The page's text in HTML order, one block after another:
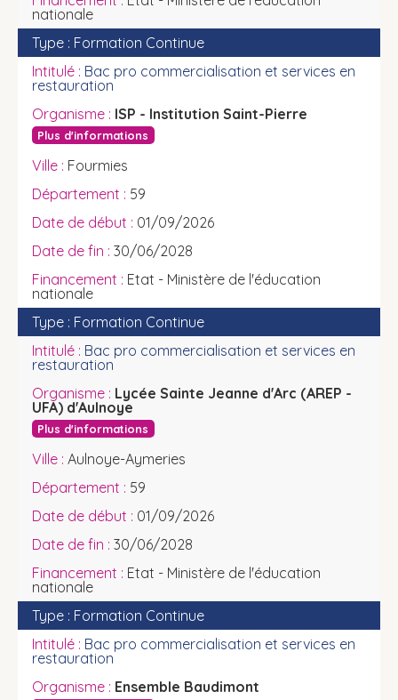
nationale
Formation Continue
Bac pro commercialisation et services en
restauration
ISP - Institution Saint-Pierre
Plus d'informations
Fourmies
59
01/09/2026
30/06/2028
Etat - Ministère de l'éducation
nationale
Formation Continue
Bac pro commercialisation et services en
restauration
Lycée Sainte Jeanne d'Arc (AREP -
UFA) d'Aulnoye
Plus d'informations
Aulnoye-Aymeries
59
01/09/2026
30/06/2028
Etat - Ministère de l'éducation
nationale
Formation Continue
Bac pro commercialisation et services en
restauration
Ensemble Baudimont